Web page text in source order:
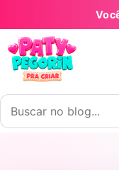
Pular para o conteúdo
Buscar por: